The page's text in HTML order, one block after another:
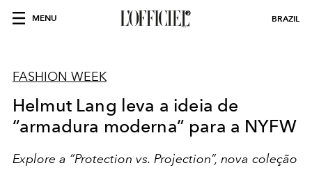
MENU BRAZIL
FASHION WEEK
Helmut Lang leva a ideia de
“armadura moderna” para a NYFW
Explore a “Protection vs. Projection”, nova coleção